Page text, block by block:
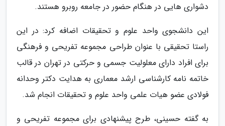
دشواری هایی در هنگام حضور در جامعه روبرو هستند.
این دانشجوی واحد علوم و تحقیقات اضافه کرد: در این
راستا تحقیقی با عنوان طراحی مجموعه تفریحی و فرهنگی
برای افراد دارای معلولیت جسمی و حرکتی در تهران در قالب
خاتمه نامه کارشناسی ارشد معماری به هدایت دکتر وحدانه
فولادی عضو هیات علمی واحد علوم و تحقیقات انجام شد.
به گفته حسینی، طرح پیشنهادی برای مجموعه تفریحی و